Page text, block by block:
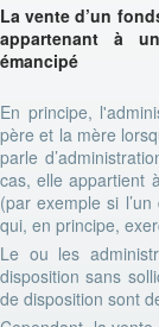
La vente d’un
appartenant à
émancipé
En principe,
père et la mère
parle
cas, elle appartient
(par exemple si
qui, en principe,
Le ou les
disposition sans
de disposition sont